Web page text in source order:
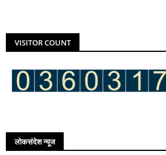
VISITOR COUNT
लोकसंदेश न्यूज